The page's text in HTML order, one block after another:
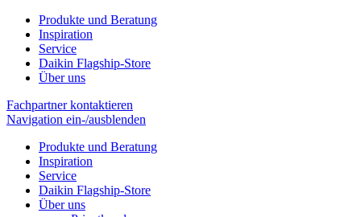
Produkte und Beratung
Inspiration
Service
Daikin Flagship-Store
Über uns
Fachpartner kontaktieren
Navigation ein-/ausblenden
Produkte und Beratung
Inspiration
Service
Daikin Flagship-Store
Über uns